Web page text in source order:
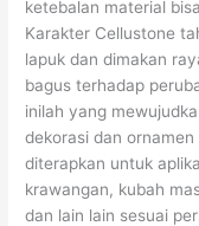
ketebalan material
Karakter Cellustone
lapuk dan dimakan
bagus terhadap
inilah yang
dekorasi dan
diterapkan untuk
krawangan, kubah
dan lain lain sesuai